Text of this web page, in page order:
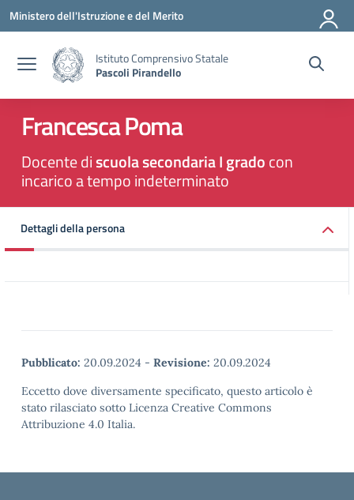
Vai ai contenuti
Vai al menu di navigazione
Vai al footer
Ministero dell'Istruzione e del Merito
Istituto Comprensivo Statale
Pascoli Pirandello
Francesca Poma
Docente discuola secondaria I gradocon
incarico a tempo indeterminato
Dettagli della persona
Pubblicato: 20.09.2024 - Revisione: 20.09.2024
Eccetto dove diversamente specificato, questo articolo è
stato rilasciato sotto Licenza Creative Commons
Attribuzione 4.0 Italia.